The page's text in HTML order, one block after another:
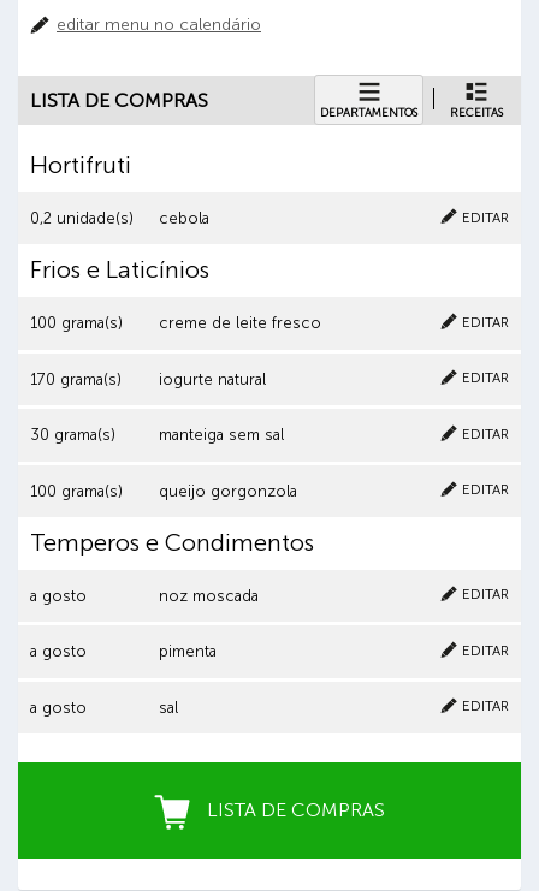
editar menu no calendário
LISTA DE COMPRAS
DEPARTAMENTOS RECEITAS
HortifrutiClique aqui para excluir o item
0,2 unidade(s) cebola EDITAR
Frios e Laticínios
Clique aqui para excluir o item
100 grama(s) creme de leite fresco EDITAR
Clique aqui para excluir o item Cancelar
170 grama(s) iogurte natural EDITAR
Clique aqui para excluir o item Cancelar
30 grama(s) manteiga sem sal EDITAR
Clique aqui para excluir o item Cancelar
100 grama(s) queijo gorgonzola EDITAR
Temperos e Condimentos
Clique aqui para excluir o item
a gosto noz moscada EDITAR
Clique aqui para excluir o item Cancelar
a gosto pimenta EDITAR
Clique aqui para excluir o item Cancelar
a gosto sal EDITAR
LISTA DE COMPRAS